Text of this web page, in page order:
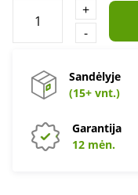
+
-
Sandėlyje
(15+ vnt.)
Garantija
12 mėn.